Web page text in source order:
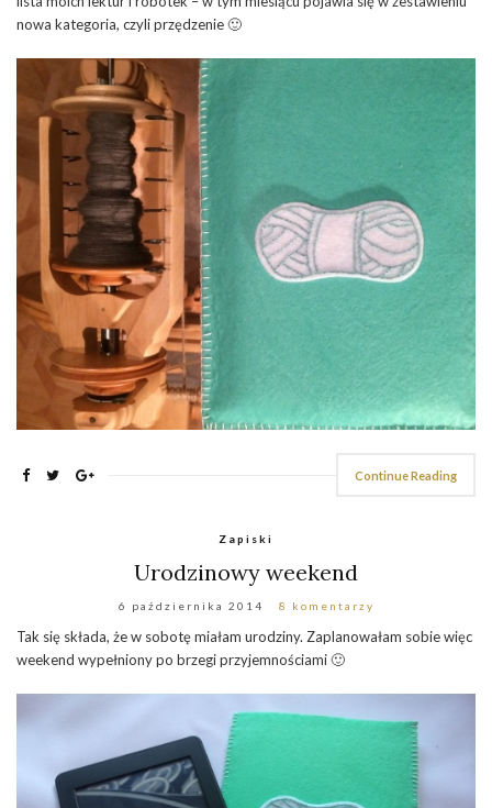
nowa kategoria, czyli przędzenie 🙂
Continue Reading
Zapiski
Urodzinowy weekend
6 października 2014 8 komentarzy
Tak się składa, że w sobotę miałam urodziny. Zaplanowałam sobie więc
weekend wypełniony po brzegi przyjemnościami 🙂